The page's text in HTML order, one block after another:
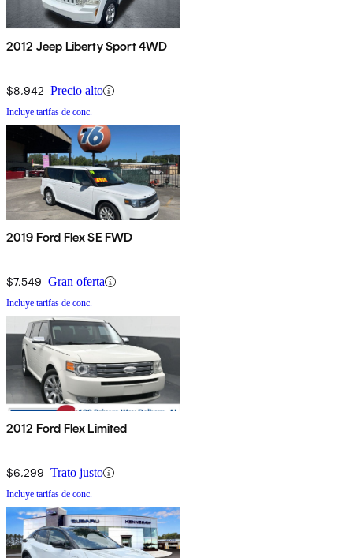
2012 Jeep Liberty Sport 4WD
$8,942 Precio alto
Incluye tarifas de conc.
2019 Ford Flex SE FWD
$7,549 Gran oferta
Incluye tarifas de conc.
2012 Ford Flex Limited
$6,299 Trato justo
Incluye tarifas de conc.